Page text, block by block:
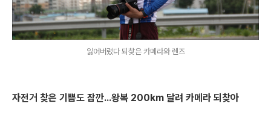
잃어버렸다 되찾은 카메라와 렌즈
자전거 찾은 기쁨도 잠깐...왕복 200km 달려 카메라 되찾아